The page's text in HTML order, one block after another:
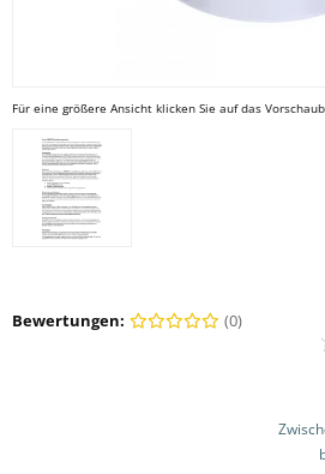
Für eine größere Ansicht klicken Sie auf das
Bewertungen: (0)